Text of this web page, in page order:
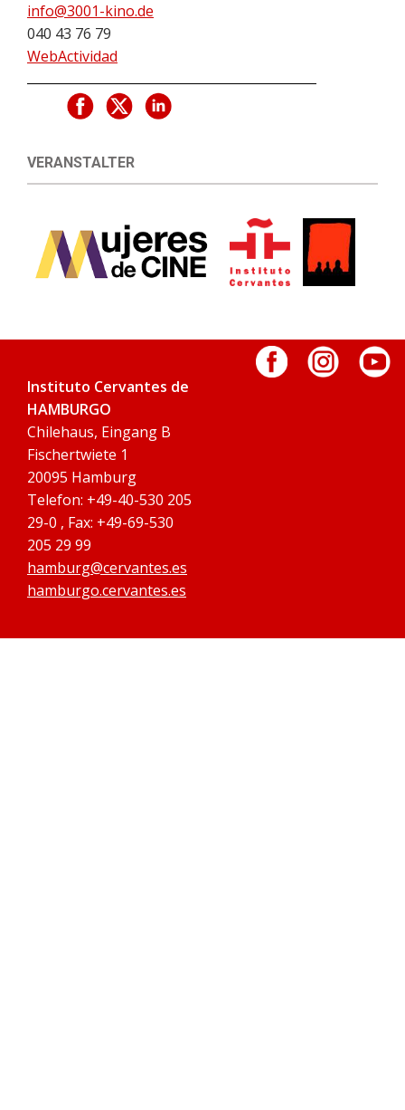
info@3001-kino.de
040 43 76 79
WebActividad
VERANSTALTER
Instituto Cervantes de
HAMBURGO
Chilehaus, Eingang B
Fischertwiete 1
20095 Hamburg
Telefon: +49-40-530 205
29-0 , Fax: +49-69-530
205 29 99
hamburg@cervantes.es
hamburgo.cervantes.es